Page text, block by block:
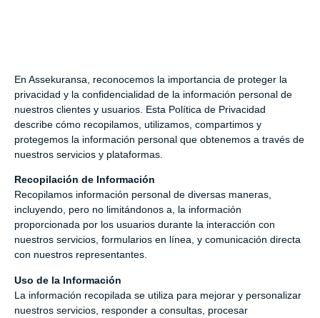
En Assekuransa, reconocemos la importancia de proteger la
privacidad y la confidencialidad de la información personal de
nuestros clientes y usuarios. Esta Política de Privacidad
describe cómo recopilamos, utilizamos, compartimos y
protegemos la información personal que obtenemos a través de
nuestros servicios y plataformas.
Recopilación de Información
Recopilamos información personal de diversas maneras,
incluyendo, pero no limitándonos a, la información
proporcionada por los usuarios durante la interacción con
nuestros servicios, formularios en línea, y comunicación directa
con nuestros representantes.
Uso de la Información
La información recopilada se utiliza para mejorar y personalizar
nuestros servicios, responder a consultas, procesar